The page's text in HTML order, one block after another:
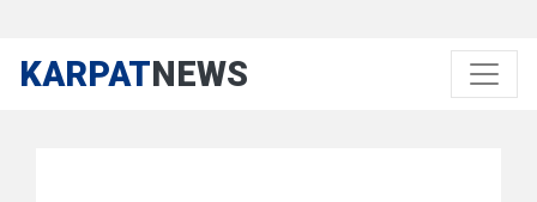
KARPATNEWS